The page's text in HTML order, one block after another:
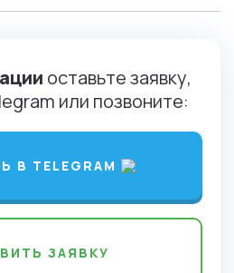
оставьте заявку,
или позвоните:
В TELEGRAM
ЗАЯВКУ